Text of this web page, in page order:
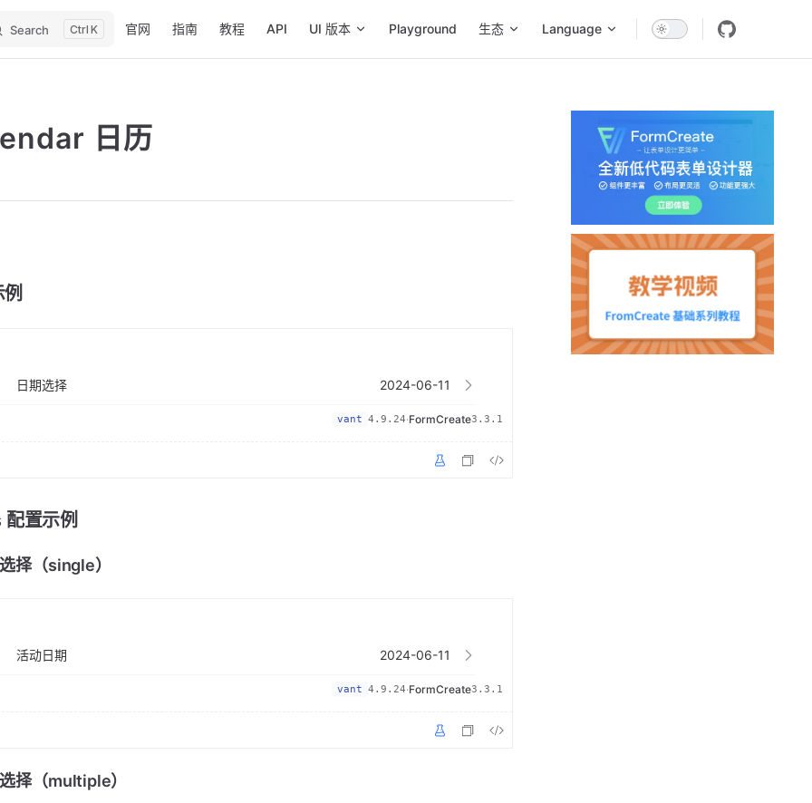
Search K
官网
指南 教程 API UI 版本 Playground 生态 Language
日历
vant 4.9.24·FormCreate3.3.1
日期选择
置示例
择（single）
vant 4.9.24·FormCreate3.3.1
活动日期
择（multiple）